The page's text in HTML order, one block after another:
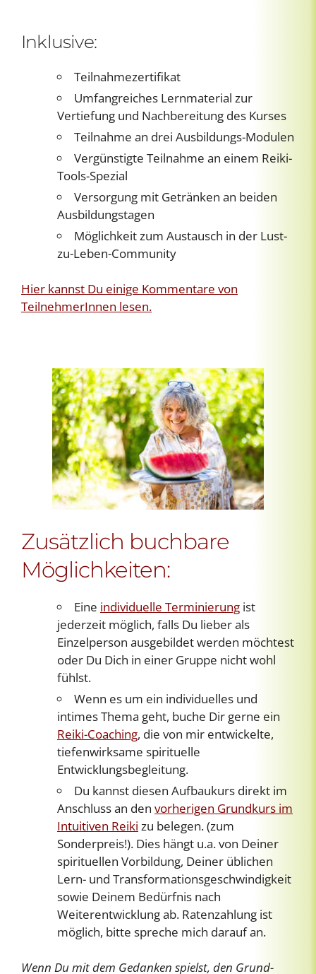
Inklusive:
Teilnahmezertifikat
Umfangreiches Lernmaterial zur
Vertiefung und Nachbereitung des Kurses
Teilnahme an drei Ausbildungs-Modulen
Vergünstigte Teilnahme an einem Reiki-
Tools-Spezial
Versorgung mit Getränken an beiden
Ausbildungstagen
Möglichkeit zum Austausch in der Lust-
zu-Leben-Community
Hier kannst Du einige Kommentare von
TeilnehmerInnen lesen.
Zusätzlich buchbare
Möglichkeiten:
Eine individuelle Terminierung ist
jederzeit möglich, falls Du lieber als
Einzelperson ausgebildet werden möchtest
oder Du Dich in einer Gruppe nicht wohl
fühlst.
Wenn es um ein individuelles und
intimes Thema geht, buche Dir gerne ein
Reiki-Coaching, die von mir entwickelte,
tiefenwirksame spirituelle
Entwicklungsbegleitung.
Du kannst diesen Aufbaukurs direkt im
Anschluss an den vorherigen Grundkurs im
Intuitiven Reiki zu belegen. (zum
Sonderpreis!). Dies hängt u.a. von Deiner
spirituellen Vorbildung, Deiner üblichen
Lern- und Transformationsgeschwindigkeit
sowie Deinem Bedürfnis nach
Weiterentwicklung ab. Ratenzahlung ist
möglich, bitte spreche mich darauf an.
Wenn Du mit dem Gedanken spielst, den Grund-